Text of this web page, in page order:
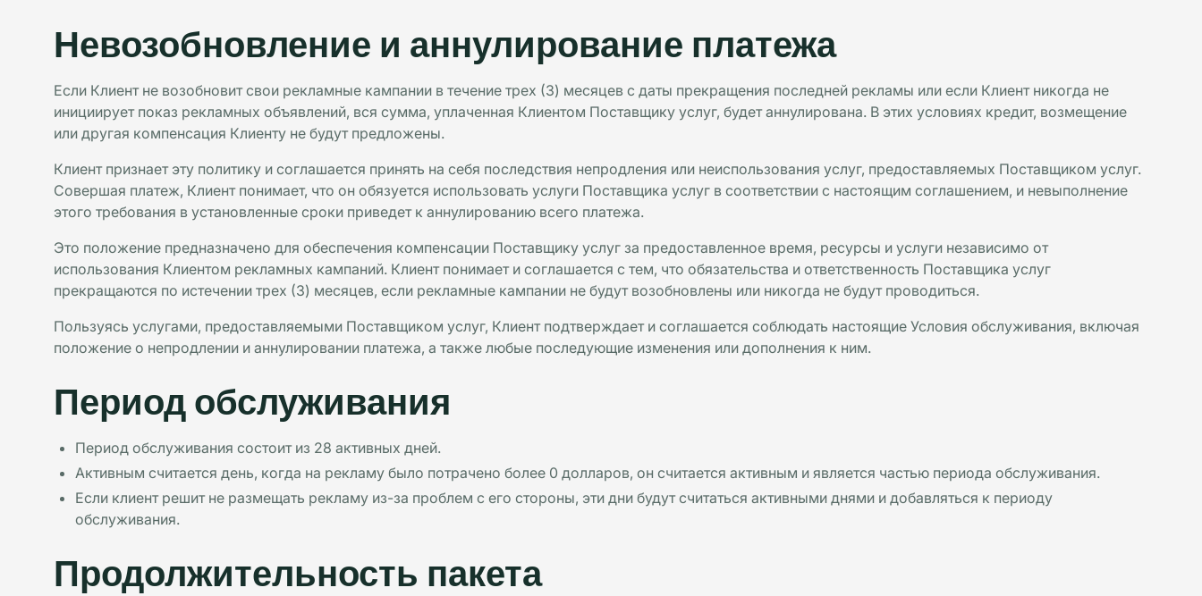
Невозобновление и аннулирование платежа
Если Клиент не возобновит свои рекламные кампании в течение трех (3) месяцев с даты прекращения последней рекламы или если Клиент никогда не
инициирует показ рекламных объявлений, вся сумма, уплаченная Клиентом Поставщику услуг, будет аннулирована. В этих условиях кредит, возмещение
или другая компенсация Клиенту не будут предложены.
Клиент признает эту политику и соглашается принять на себя последствия непродления или неиспользования услуг, предоставляемых Поставщиком услуг.
Совершая платеж, Клиент понимает, что он обязуется использовать услуги Поставщика услуг в соответствии с настоящим соглашением, и невыполнение
этого требования в установленные сроки приведет к аннулированию всего платежа.
Это положение предназначено для обеспечения компенсации Поставщику услуг за предоставленное время, ресурсы и услуги независимо от
использования Клиентом рекламных кампаний. Клиент понимает и соглашается с тем, что обязательства и ответственность Поставщика услуг
прекращаются по истечении трех (3) месяцев, если рекламные кампании не будут возобновлены или никогда не будут проводиться.
Пользуясь услугами, предоставляемыми Поставщиком услуг, Клиент подтверждает и соглашается соблюдать настоящие Условия обслуживания, включая
положение о непродлении и аннулировании платежа, а также любые последующие изменения или дополнения к ним.
Период обслуживания
Период обслуживания состоит из 28 активных дней.
Активным считается день, когда на рекламу было потрачено более 0 долларов, он считается активным и является частью периода обслуживания.
Если клиент решит не размещать рекламу из-за проблем с его стороны, эти дни будут считаться активными днями и добавляться к периоду
обслуживания.
Продолжительность пакета